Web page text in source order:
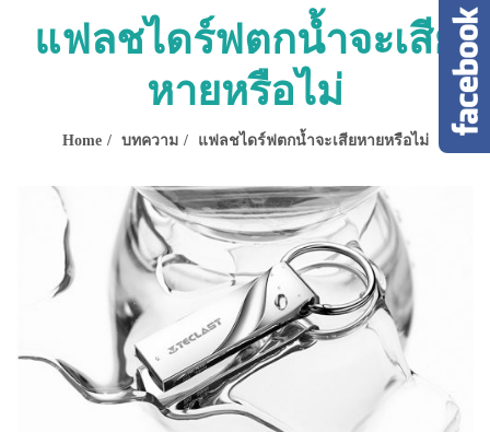
แฟลชไดร์ฟตกน้ำจะเสีย
หายหรือไม่
Home บทความ แฟลชไดร์ฟตกน้ำจะเสียหายหรือไม่